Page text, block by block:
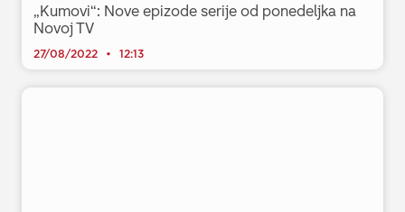
„Kumovi“: Nove epizode serije od ponedeljka na
Novoj TV
27/08/2022 12:13